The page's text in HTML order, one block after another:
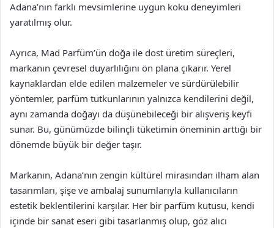
Adana’nın farklı mevsimlerine uygun koku deneyimleri
yaratılmış olur.
Ayrıca, Mad Parfüm’ün doğa ile dost üretim süreçleri,
markanın çevresel duyarlılığını ön plana çıkarır. Yerel
kaynaklardan elde edilen malzemeler ve sürdürülebilir
yöntemler, parfüm tutkunlarının yalnızca kendilerini değil,
aynı zamanda doğayı da düşünebileceği bir alışveriş keyfi
sunar. Bu, günümüzde bilinçli tüketimin öneminin arttığı bir
dönemde büyük bir değer taşır.
Markanın, Adana’nın zengin kültürel mirasından ilham alan
tasarımları, şişe ve ambalaj sunumlarıyla kullanıcıların
estetik beklentilerini karşılar. Her bir parfüm kutusu, kendi
içinde bir sanat eseri gibi tasarlanmış olup, göz alıcı